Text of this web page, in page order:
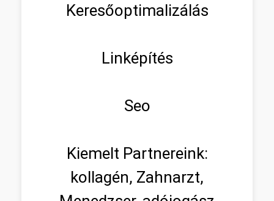
Keresőoptimalizálás
Linképítés
Seo
Kiemelt Partnereink:
kollagén, Zahnarzt,